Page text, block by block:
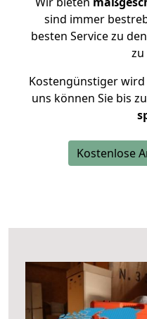
sind immer
besten Service zu den
zu
Kostengünstiger
uns können Sie bis zu
Kostenlose